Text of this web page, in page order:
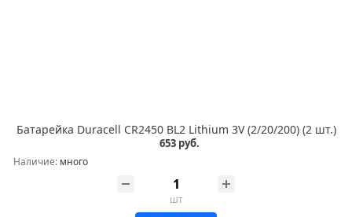
Батарейка Duracell CR2450 BL2 Lithium 3V (2/20/200) (2 шт.)
653 руб.
Наличие: много
шт